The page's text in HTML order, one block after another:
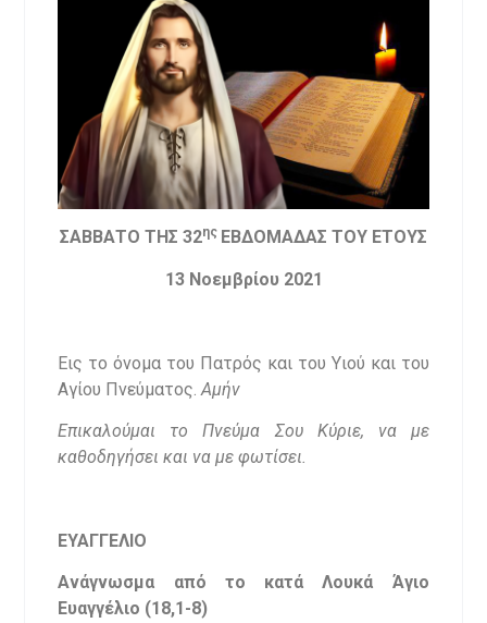
ΣΑΒΒΑΤΟ ΤΗΣ 32ης ΕΒΔΟΜΑΔΑΣ ΤΟΥ ΕΤΟΥΣ
13 Νοεμβρίου 2021
Εις το όνομα του Πατρός και του Υιού και του
Αγίου Πνεύματος.Αμήν
Επικαλούμαι το Πνεύμα Σου Κύριε, να με
καθοδηγήσει και να με φωτίσει.
ΕΥΑΓΓΕΛΙΟ
Ανάγνωσμα από το κατά Λουκά Άγιο
Ευαγγέλιο (18,1-8)